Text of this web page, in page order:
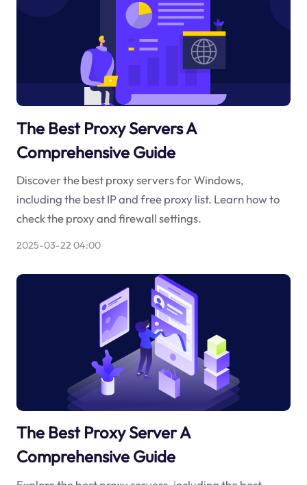
The Best Proxy Servers A
Comprehensive Guide
Discover the best proxy servers for Windows,
including the best IP and free proxy list. Learn how to
check the proxy and firewall settings.
2025-03-22 04:00
The Best Proxy Server A
Comprehensive Guide